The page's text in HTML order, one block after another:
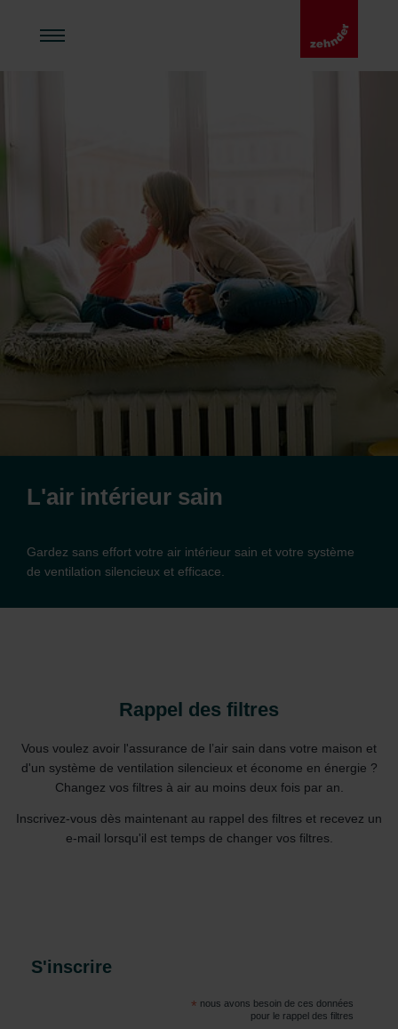
L'air intérieur sain
Gardez sans effort votre air intérieur sain et votre système
de ventilation silencieux et efficace.
Rappel des filtres
Vous voulez avoir l'assurance de l’air sain dans votre maison et
d'un système de ventilation silencieux et économe en énergie ?
Changez vos filtres à air au moins deux fois par an.
Inscrivez-vous dès maintenant au rappel des filtres et recevez un
e-mail lorsqu'il est temps de changer vos filtres.
S'inscrire
* nous avons besoin de ces données
pour le rappel des filtres